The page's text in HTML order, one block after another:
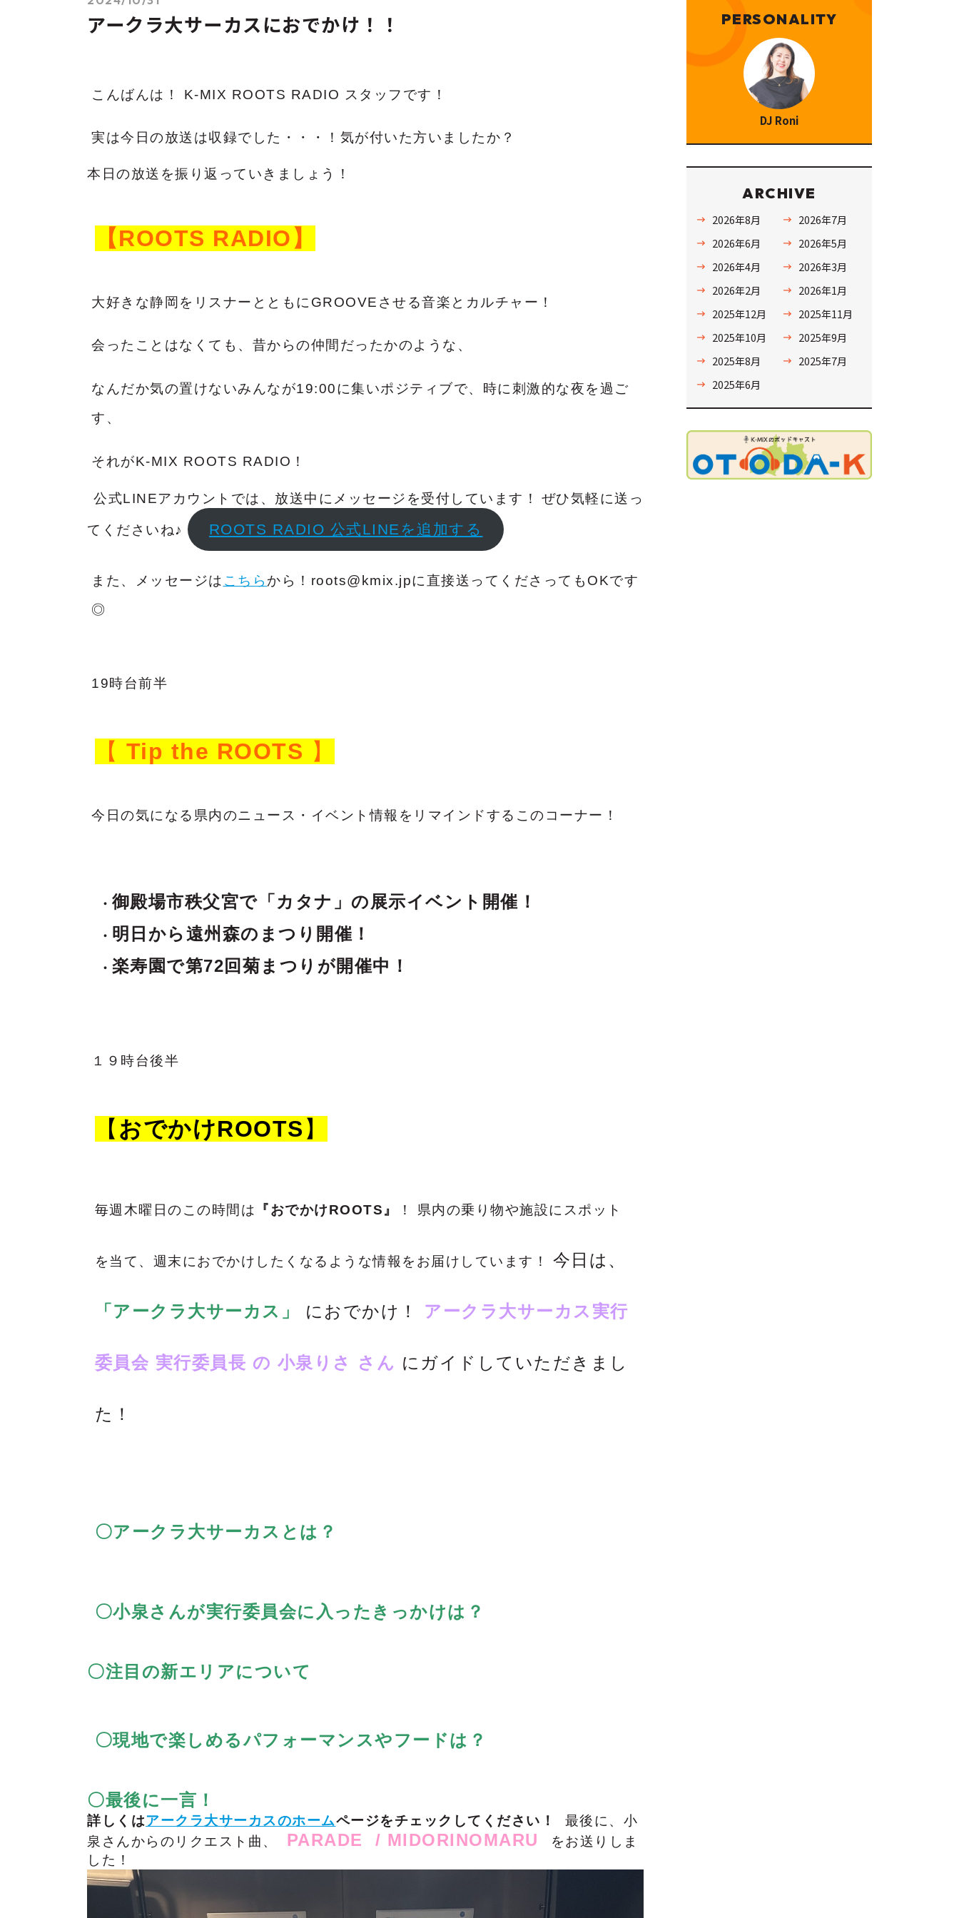
アークラ大サーカスにおでかけ！！
こんばんは！ K-MIX ROOTS RADIO スタッフです！
実は今日の放送は収録でした・・・！気が付いた方いましたか？
本日の放送を振り返っていきましょう！
【ROOTS RADIO】
大好きな静岡をリスナーとともにGROOVEさせる音楽とカルチャー！
会ったことはなくても、昔からの仲間だったかのような、
なんだか気の置けないみ んなが19:00に集いポジティブで、時に刺激的な夜を過ご
す、
それがK-MIX ROOTS RADIO！
公式LINEアカウントでは、放送中にメッセージを受付しています！ ぜひ気軽に送っ
てくださいね♪ ROOTS RADIO 公式LINEを追加する
また、メッセージは こちら から！roots@kmix.jpに直接送ってくださってもOKです
◎
19時台前半
【 Tip the ROOTS 】
今日の気になる県内のニュース・イベント情報をリマインドするこのコーナー！
御殿場市秩父宮で「カタナ」の展示イベント開催！
明日から遠州森のまつり開催！
楽寿園で第72回菊まつりが開催中！
１９時台後半
【 おでかけROOTS 】
毎週木曜日のこの時間は 『おでかけROOTS』 ！ 県内の乗り物や施設にスポット
を当て、週末におでかけしたくなるような情報をお届けしています！ 今日は、
「アークラ大サーカス」 におでかけ！ アークラ大サーカス実行
委員会 実行委員長 の 小泉りさ さん にガイドしていただきまし
た！
〇アークラ大サーカスとは？
〇小泉さんが実行委員会に入ったきっかけは？
〇注目の新エリアについて
〇現地で楽しめるパフォーマンスやフードは？
〇最後に一言！
詳しくはアークラ大サーカスのホームページをチェックしてください！
最後に、小
泉さんからのリクエスト曲、
PARADE / MIDORINOMARU
をお送りしま
した！
PERSONALITY
DJ Roni
ARCHIVE
2026年8月
2026年7月
2026年6月
2026年5月
2026年4月
2026年3月
2026年2月
2026年1月
2025年12月
2025年11月
2025年10月
2025年9月
2025年8月
2025年7月
2025年6月